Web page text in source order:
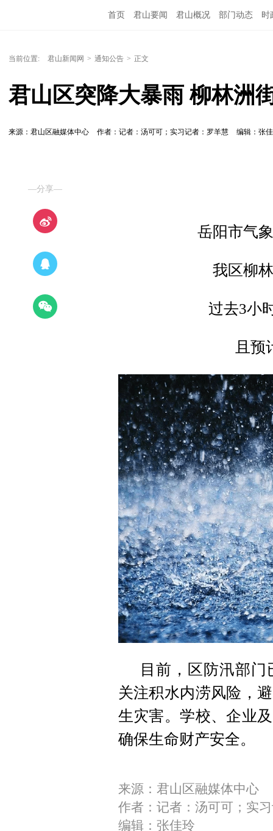
首页 君山要闻 君山概况 部门动态 时
当前位置: 君山新闻网 > 通知公告 > 正文
君山区突降大暴雨 柳林洲
来源：君山区融媒体中心 作者：记者：汤可可；实习记者：罗羊慧 编辑：张
—分享—
岳阳市气
我区柳
过去3小
且预
目前，区防汛部
关注积水内涝风险，
生灾害。学校、企业
确保生命财产安全。
来源：君山区融媒体中心
作者：记者：汤可可；实
编辑：张佳玲